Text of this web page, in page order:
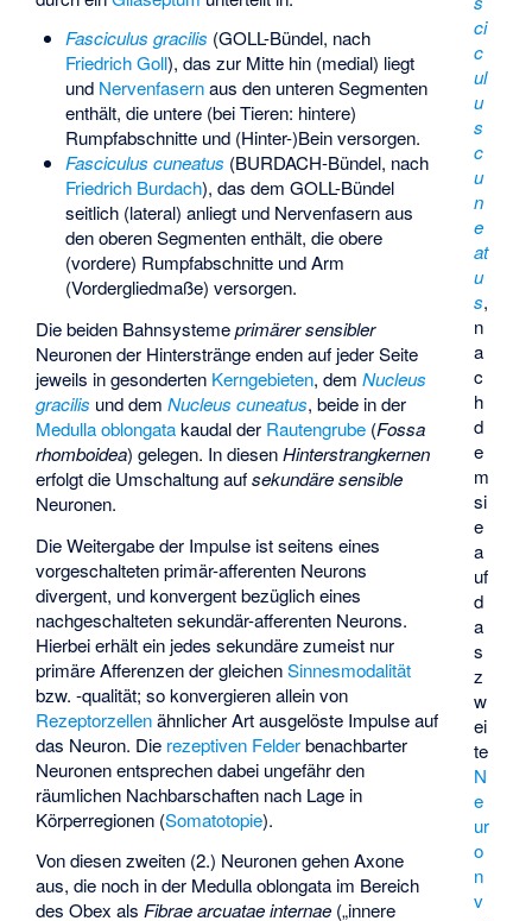
ci
c
ul
u
s
c
u
n
e
at
u
s,
n
a
c
h
d
e
m
si
e
a
uf
d
a
s
z
w
ei
te
N
e
ur
o
n
v
Fasciculus gracilis (GOLL-Bündel, nach
Friedrich Goll), das zur Mitte hin (medial) liegt
und Nervenfasernaus den unteren Segmenten
enthält, die untere (bei Tieren: hintere)
Rumpfabschnitte und (Hinter-)Bein versorgen.
Fasciculus cuneatus (BURDACH-Bündel, nach
Friedrich Burdach), das dem GOLL-Bündel
seitlich (lateral) anliegt und Nervenfasern aus
den oberen Segmenten enthält, die obere
(vordere) Rumpfabschnitte und Arm
(Vordergliedmaße) versorgen.
Die beiden Bahnsystemeprimärer sensibler
Neuronen der Hinterstränge enden auf jeder Seite
jeweils in gesonderten Kerngebieten, demNucleus
gracilis und demNucleus cuneatus, beide in der
Medulla oblongatakaudal der Rautengrube (Fossa
rhomboidea) gelegen. In diesenHinterstrangkernen
erfolgt die Umschaltung aufsekundäre sensible
Neuronen.
Die Weitergabe der Impulse ist seitens eines
vorgeschalteten primär-afferenten Neurons
divergent, undkonvergentbezüglich eines
nachgeschalteten sekundär-afferenten Neurons.
Hierbei erhält ein jedes sekundäre zumeist nur
primäre Afferenzen der gleichenSinnesmodalität
bzw. -qualität; so konvergieren allein von
Rezeptorzellenähnlicher Art ausgelöste Impulse auf
das Neuron. Die rezeptiven Felderbenachbarter
Neuronen entsprechen dabei ungefähr den
räumlichen Nachbarschaften nach Lage in
Körperregionen (Somatotopie).
Von diesen zweiten (2.) Neuronen gehen Axone
aus, die noch in der Medulla oblongata im Bereich
desObex alsFibrae arcuatae internae („innere